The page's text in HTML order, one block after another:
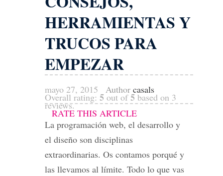
HERRAMIENTAS Y
TRUCOS PARA
EMPEZAR
mayo 27, 2015 Author casals
Overall rating: 5 out of5 based on 3
reviews.
RATE THIS ARTICLE
La programación web, el desarrollo y
el diseño son disciplinas
extraordinarias. Os contamos porqué y
las llevamos al límite. Todo lo que vas